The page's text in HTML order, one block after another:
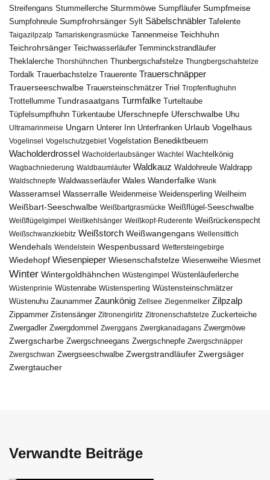
Streifengans Stummellerche Sturmmöwe Sumpfläufer Sumpfmeise
Sumpfohreule Sumpfrohrsänger Sylt Säbelschnäbler Tafelente
Taigazilpzalp Tamariskengrasmücke Tannenmeise Teichhuhn
Teichrohrsänger Teichwasserläufer Temminckstrandläufer
Theklalerche Thorshühnchen Thunbergschafstelze Thungbergschafstelze
Tordalk Trauerbachstelze Trauerente Trauerschnäpper
Trauerseeschwalbe Trauersteinschmätzer Triel Tropfenflughuhn
Trottellumme Tundrasaatgans Turmfalke Turteltaube
Tüpfelsumpfhuhn Türkentaube Uferschnepfe Uferschwalbe Uhu
Ultramarinmeise Ungarn Unterer Inn Unterfranken Urlaub Vogelhaus
Vogelinsel Vogelschutzgebiet Vogelstation Benediktbeuern
Wacholderdrossel Wacholderlaubsänger Wachtel Wachtelkönig
Wagbachniederung Waldbaumläufer Waldkauz Waldohreule Waldrapp
Waldschnepfe Waldwasserläufer Wales Wanderfalke Wank
Wasseramsel Wasserralle Weidenmeise Weidensperling Weilheim
Weißbart-Seeschwalbe Weißbartgrasmücke Weißflügel-Seeschwalbe
Weißflügelgimpel Weißkehlsänger Weißkopf-Ruderente Weißrückenspecht
Weißschwanzkiebitz Weißstorch Weißwangengans Wellensittich
Wendehals Wendelstein Wespenbussard Wettersteingebirge
Wiedehopf Wiesenpieper Wiesenschafstelze Wiesenweihe Wiesmet
Winter Wintergoldhähnchen Wüstengimpel Wüstenläuferlerche
Wüstenprinie Wüstenrabe Wüstensperling Wüstensteinschmätzer
Wüstenuhu Zaunammer Zaunkönig Zellsee Ziegenmelker Zilpzalp
Zippammer Zistensänger Zitronengirlitz Zitronenschafstelze Zuckerteiche
Zwergadler Zwergdommel Zwerggans Zwergkanadagans Zwergmöwe
Zwergscharbe Zwergschneegans Zwergschnepfe Zwergschnäpper
Zwergschwan Zwergseeschwalbe Zwergstrandläufer Zwergsäger
Zwergtaucher
Verwandte Beiträge